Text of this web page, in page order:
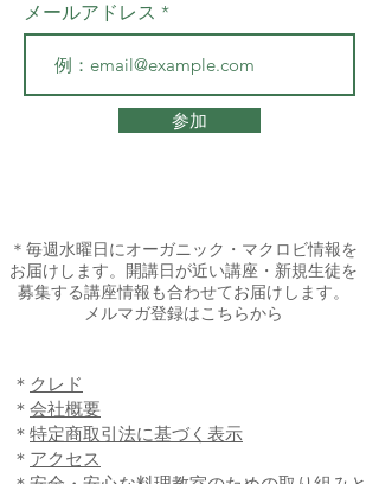
メールアドレス
参加
＊毎週水曜日にオーガニック・マクロビ情報を
お届けします。開講日が近い講座・新規生徒を
募集する講座情報も合わせてお届けします。
​メルマガ登録はこちらから
​＊ クレド
＊ 会社概要
​＊ 特定商取引法に基づく表示
​＊ アクセス